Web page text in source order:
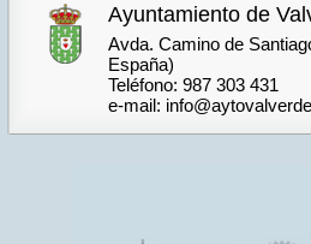
Ayuntamiento de
Avda. Camino de
España)
Teléfono: 987 303 431
e-mail: